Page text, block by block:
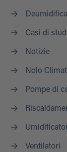
Casi di
Notizie
Nolo Climat
Pompe di
Ventilatori